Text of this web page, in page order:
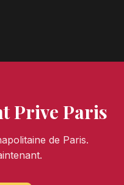
Prive Paris
de Paris.